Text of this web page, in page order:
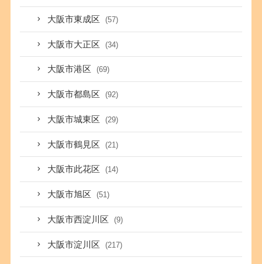
大阪市東成区 (57)
大阪市大正区 (34)
大阪市港区 (69)
大阪市都島区 (92)
大阪市城東区 (29)
大阪市鶴見区 (21)
大阪市此花区 (14)
大阪市旭区 (51)
大阪市西淀川区 (9)
大阪市淀川区 (217)